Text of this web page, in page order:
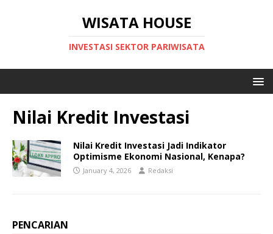
WISATA HOUSE
INVESTASI SEKTOR PARIWISATA
Nilai Kredit Investasi
Nilai Kredit Investasi Jadi Indikator
Optimisme Ekonomi Nasional, Kenapa?
January 4, 2026 Redaksi
PENCARIAN